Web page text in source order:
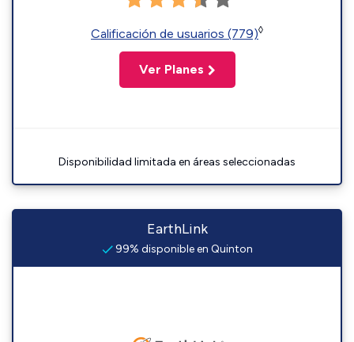
Calificación de usuarios (779)◊
Ver Planes
Disponibilidad limitada en áreas seleccionadas
EarthLink
99% disponible en Quinton